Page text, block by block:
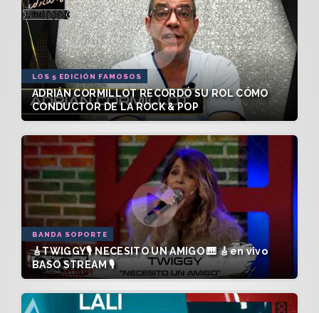
LOS 5 EDICIÓN FAMOSOS
ADRIÁN CORMILLOT RECORDÓ SU ROL CÓMO
CONDUCTOR DE LA ROCK & POP
BANDA SOPORTE
🎸TWIGGY🎙️ NECESITO UN AMIGO 🎹 🎸en vivo
BASO STREAM 🎙️